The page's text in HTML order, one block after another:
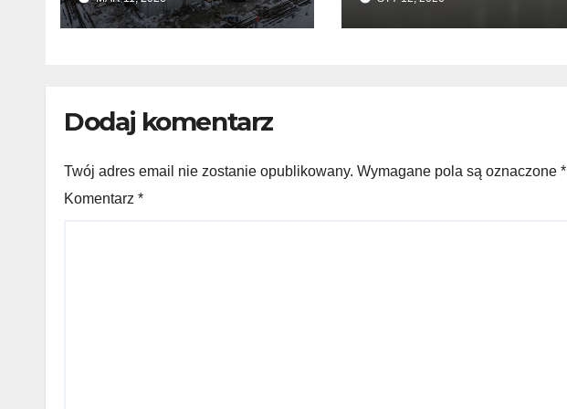
jakość i przyspieszyć
twardnienie
wykonywania
posadzek
Dodaj komentarz
Twój adres email nie zostanie opublikowany. Wymagane pola są oznaczone *
Komentarz *